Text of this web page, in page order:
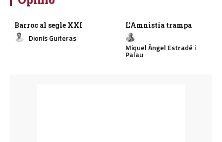
Barroc al segle XXI
Dionís Guiteras
L’Amnistia trampa
Miquel Àngel Estradé i
Palau